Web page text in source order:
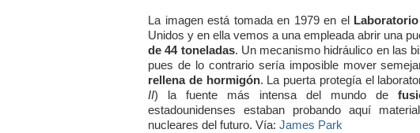
La imagen está tomada en 1979 en el
Unidos y en ella vemos a una empleada abrir una
de 44 toneladas. Un mecanismo hidráulico en las
pues de lo contrario sería imposible mover
rellena de hormigón. La puerta protegía el
II) la fuente más intensa del mundo de
estadounidenses estaban probando aquí
nucleares del futuro. Vía: James Park